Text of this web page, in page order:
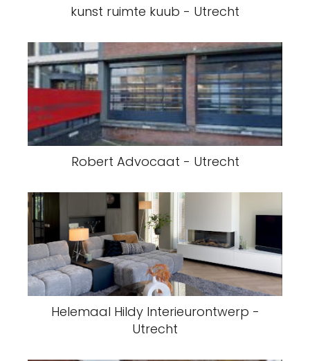
kunst ruimte kuub - Utrecht
Robert Advocaat - Utrecht
Helemaal Hildy Interieurontwerp -
Utrecht